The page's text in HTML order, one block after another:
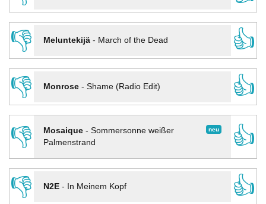
👎
Meluntekijä- March of the Dead
👍
👎
Monrose- Shame (Radio Edit)
👍
👎
neu
Mosaique- Sommersonne weißer
Palmenstrand
👍
👎
N2E- In Meinem Kopf
👍